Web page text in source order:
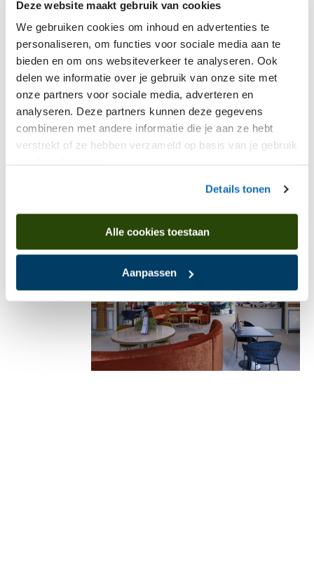
Deze website maakt gebruik van cookies
We gebruiken cookies om inhoud en advertenties te
personaliseren, om functies voor sociale media aan te
bieden en om ons websiteverkeer te analyseren. Ook
delen we informatie over je gebruik van onze site met
onze partners voor sociale media, adverteren en
analyseren. Deze partners kunnen deze gegevens
combineren met andere informatie die je aan ze hebt
verstrekt of ze hebben verzameld op basis van je gebruik
Details tonen
Alle cookies toestaan
Aanpassen
organiseren in Pingo? Van kleinschalig jubileum
tot uitgebreide netwerkborrels en zelfs bruiloften,
we denken heel graag met je mee. Een ruimte van
Pingo huren kan ook buiten de openingstijden
van het museum.
Ontdek de mogelijkheden
Ontdek de mogelijkheden